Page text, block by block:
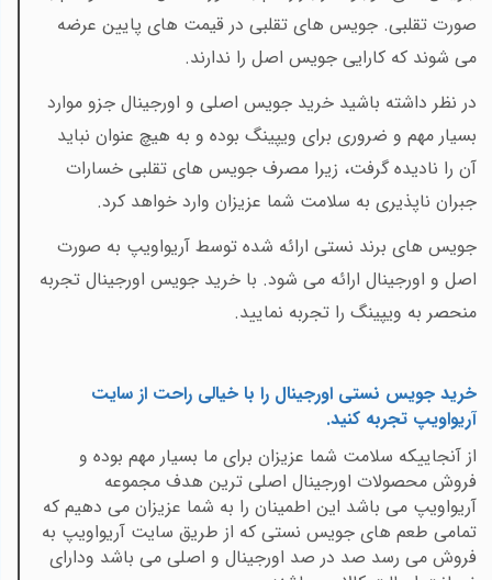
صورت تقلبی. جویس های تقلبی در قیمت های پایین عرضه
می شوند که کارایی جویس اصل را ندارند.
در نظر داشته باشید خرید جویس اصلی و اورجینال جزو موارد
بسیار مهم و ضروری برای ویپینگ بوده و به هیچ عنوان نباید
آن را نادیده گرفت، زیرا مصرف جویس های تقلبی خسارات
جبران ناپذیری به سلامت شما عزیزان وارد خواهد کرد.
جویس های برند نستی ارائه شده توسط آریواویپ به صورت
اصل و اورجینال ارائه می شود. با خرید جویس اورجینال تجربه
منحصر به ویپینگ را تجربه نمایید.
خرید جویس نستی اورجینال را با خیالی راحت از سایت
آریواویپ تجربه کنید.
از آنجاییکه سلامت شما عزیزان برای ما بسیار مهم بوده و
فروش محصولات اورجینال اصلی ترین هدف مجموعه
آریواویپ می باشد این اطمینان را به شما عزیزان می دهیم که
تمامی طعم های جویس نستی که از طریق سایت آریواویپ به
فروش می رسد صد در صد اورجینال و اصلی می باشد ودارای